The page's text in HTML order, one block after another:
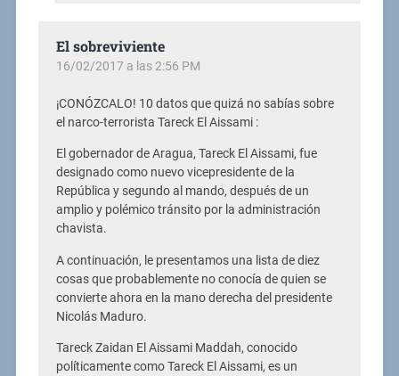
El sobreviviente
16/02/2017 a las 2:56 PM
¡CONÓZCALO! 10 datos que quizá no sabías sobre
el narco-terrorista Tareck El Aissami :
El gobernador de Aragua, Tareck El Aissami, fue
designado como nuevo vicepresidente de la
República y segundo al mando, después de un
amplio y polémico tránsito por la administración
chavista.
A continuación, le presentamos una lista de diez
cosas que probablemente no conocía de quien se
convierte ahora en la mano derecha del presidente
Nicolás Maduro.
Tareck Zaidan El Aissami Maddah, conocido
políticamente como Tareck El Aissami, es un